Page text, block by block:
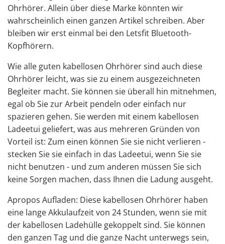
Ohrhörer. Allein über diese Marke könnten wir
wahrscheinlich einen ganzen Artikel schreiben. Aber
bleiben wir erst einmal bei den Letsfit Bluetooth-
Kopfhörern.
Wie alle guten kabellosen Ohrhörer sind auch diese
Ohrhörer leicht, was sie zu einem ausgezeichneten
Begleiter macht. Sie können sie überall hin mitnehmen,
egal ob Sie zur Arbeit pendeln oder einfach nur
spazieren gehen. Sie werden mit einem kabellosen
Ladeetui geliefert, was aus mehreren Gründen von
Vorteil ist: Zum einen können Sie sie nicht verlieren -
stecken Sie sie einfach in das Ladeetui, wenn Sie sie
nicht benutzen - und zum anderen müssen Sie sich
keine Sorgen machen, dass Ihnen die Ladung ausgeht.
Apropos Aufladen: Diese kabellosen Ohrhörer haben
eine lange Akkulaufzeit von 24 Stunden, wenn sie mit
der kabellosen Ladehülle gekoppelt sind. Sie können
den ganzen Tag und die ganze Nacht unterwegs sein,